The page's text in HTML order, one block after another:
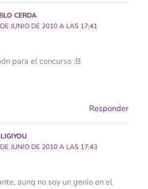
CERDA
JUNIO DE 2010 A LAS 17:41
para el concurso :B
Responder
JUNIO DE 2010 A LAS 17:43
aunq no soy un genio en el